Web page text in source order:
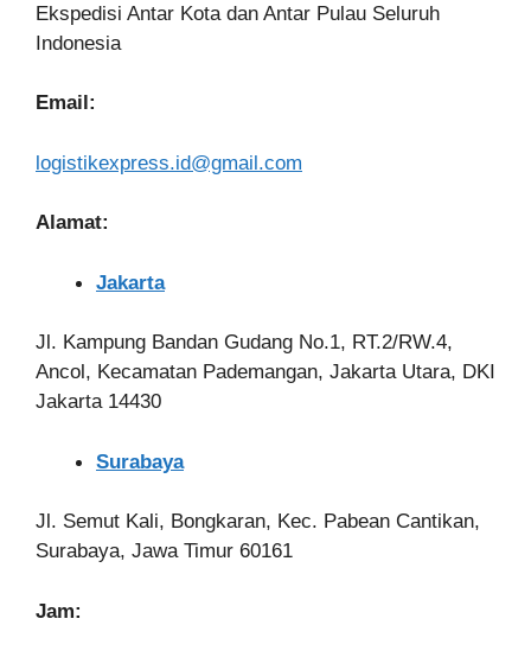
Ekspedisi Antar Kota dan Antar Pulau Seluruh
Indonesia
Email:
logistikexpress.id@gmail.com
Alamat:
Jakarta
Jl. Kampung Bandan Gudang No.1, RT.2/RW.4,
Ancol, Kecamatan Pademangan, Jakarta Utara, DKI
Jakarta 14430
Surabaya
Jl. Semut Kali, Bongkaran, Kec. Pabean Cantikan,
Surabaya, Jawa Timur 60161
Jam: